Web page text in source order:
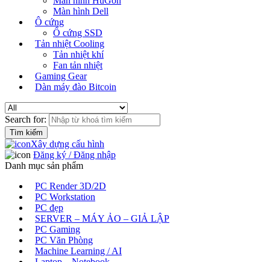
Màn hình Dell
Ô cứng
Ổ cứng SSD
Tản nhiệt Cooling
Tản nhiệt khí
Fan tản nhiệt
Gaming Gear
Dàn máy đào Bitcoin
Search for:
Xây dựng cấu hình
Đăng ký / Đăng nhập
Danh mục sản phẩm
PC Render 3D/2D
PC Workstation
PC đẹp
SERVER – MÁY ẢO – GIẢ LẬP
PC Gaming
PC Văn Phòng
Machine Learning / AI